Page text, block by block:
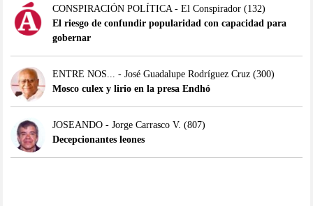
CONSPIRACIÓN POLÍTICA - El Conspirador(132)
El riesgo de confundir popularidad con capacidad para
gobernar
ENTRE NOS... - José Guadalupe Rodríguez Cruz(300)
Mosco culex y lirio en la presa Endhó
JOSEANDO - Jorge Carrasco V. (807)
Decepcionantes leones